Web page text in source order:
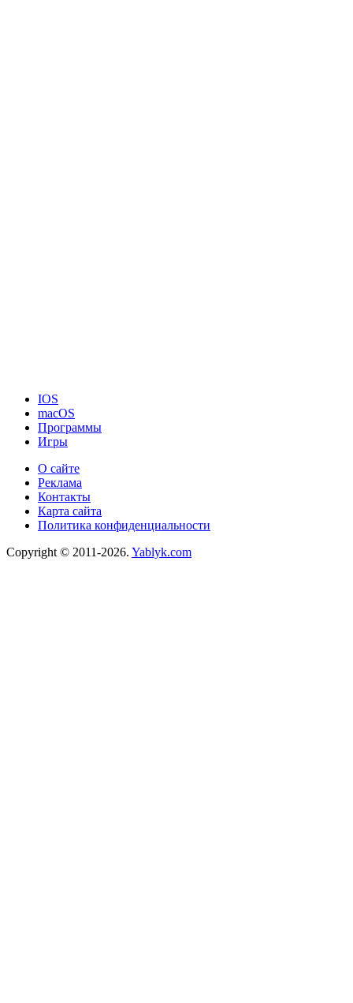
IOS
macOS
Программы
Игры
О сайте
Реклама
Контакты
Карта сайта
Политика конфиденциальности
Copyright © 2011-2026. Yablyk.сom